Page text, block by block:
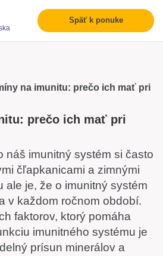
Späť k ponuke
na imunitu: prečo ich mať pri
prečo ich mať pri
náš imunitný systém si často
čľapkanicami a zimnými
ale je, že o imunitný systém
v každom ročnom období.
faktorov, ktorý pomáha
imunitného systému je
prísun minerálov a